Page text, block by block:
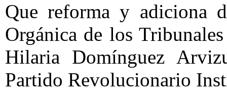
Que reforma y adiciona
Orgánica de los
Hilaria Domínguez
Partido Revolucionario